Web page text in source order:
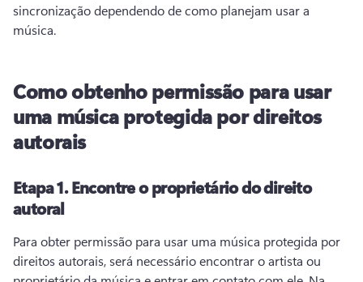
sincronização dependendo de como planejam usar a
música.
Como obtenho permissão para usar
uma música protegida por direitos
autorais
Etapa 1.Encontre o proprietário do direito
autoral
Para obter permissão para usar uma música protegida por
direitos autorais, será necessário encontrar o artista ou